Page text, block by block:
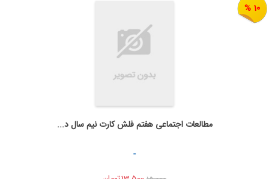
10 %
به من اطلاع بده
اشتراک گذاری
مطالعات اجتماعی هفتم فلش کارت نیم سال د...
-